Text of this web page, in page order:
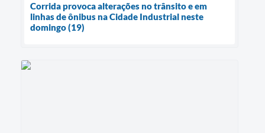
Corrida provoca alterações no trânsito e em
linhas de ônibus na Cidade Industrial neste
domingo (19)